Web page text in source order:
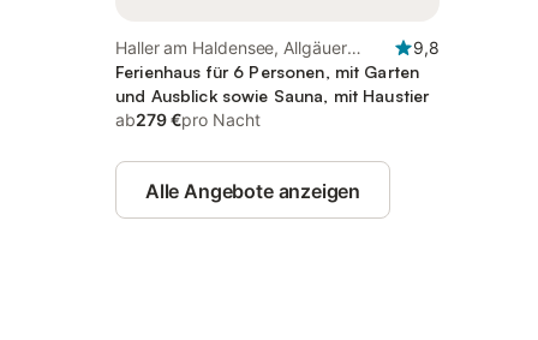
Haller am Haldensee, Allgäuer
Alpen (Österreich)
9,8
Ferienhaus für 6 Personen, mit Garten
und Ausblick sowie Sauna, mit Haustier
ab279 €pro Nacht
Alle Angebote anzeigen